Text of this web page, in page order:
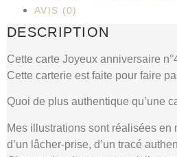
AVIS (0)
DESCRIPTION
Cette carte Joyeux anniversaire
Cette carterie est faite pour faire
Quoi de plus authentique qu’une
Mes illustrations sont réalisées en
d’un lâcher-prise, d’un tracé